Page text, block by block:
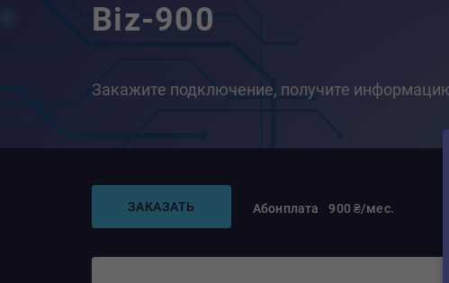
Biz-900
Закажите подключение, получите
ЗАКАЗАТЬ Абонплата 900 ₴/мес.